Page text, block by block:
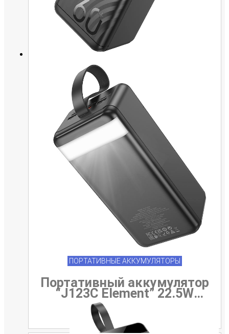
ПОРТАТИВНЫЕ АККУМУЛЯТОРЫ
Портативный аккумулятор
“J123C Element” 22.5W
60000mAh